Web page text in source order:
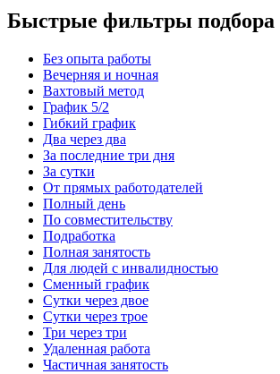
Быстрые фильтры подбора
Без опыта работы
Вечерняя и ночная
Вахтовый метод
График 5/2
Гибкий график
Два через два
За последние три дня
За сутки
От прямых работодателей
Полный день
По совместительству
Подработка
Полная занятость
Для людей с инвалидностью
Сменный график
Сутки через двое
Сутки через трое
Три через три
Удаленная работа
Частичная занятость